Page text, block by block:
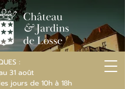
:
31 août
jours de 10h à 18h